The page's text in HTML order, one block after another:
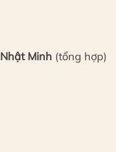
Nhật Minh (tổng hợp)